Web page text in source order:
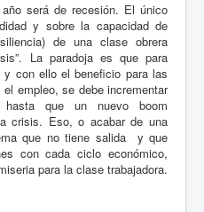
será de recesión. El único
y sobre la capacidad de
de una clase obrera
La paradoja es que para
con ello el beneficio para las
empleo, se debe incrementar
que un nuevo boom
crisis. Eso, o acabar de una
que no tiene salida
y que
con cada ciclo económico,
para la clase trabajadora.